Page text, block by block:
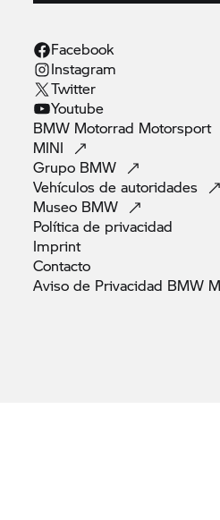
Facebook
Instagram
Twitter
Youtube
BMW Motorrad Motorsport
MINI
Grupo BMW
Vehículos deautoridades
Museo BMW
Política de privacidad
Imprint
Contacto
Aviso de Privacidad BMW